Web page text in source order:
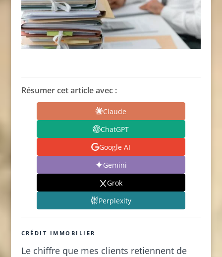
Résumer cet article avec :
Claude
ChatGPT
Google AI
Gemini
Grok
Perplexity
CRÉDIT IMMOBILIER
Le chiffre que mes clients retiennent de